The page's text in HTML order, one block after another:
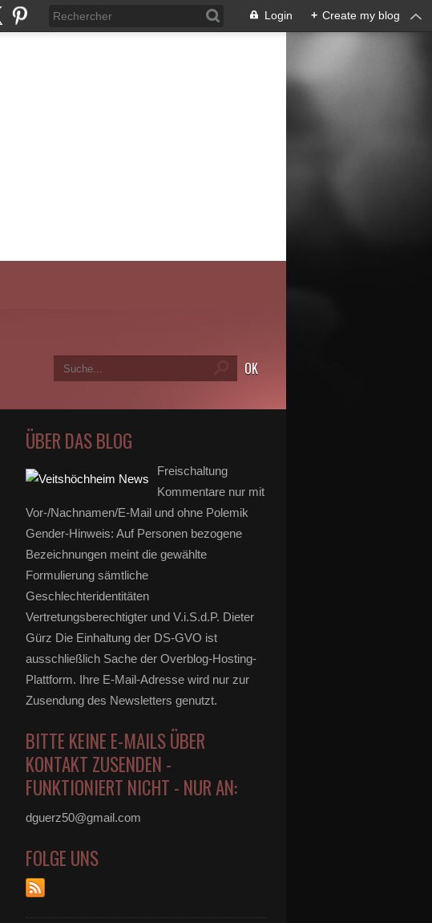
Login + Create my blog
ÜBER DAS BLOG
Freischaltung
Kommentare nur mit
Vor-/Nachnamen/E-Mail und ohne Polemik
Gender-Hinweis: Auf Personen bezogene
Bezeichnungen meint die gewählte
Formulierung sämtliche
Geschlechteridentitäten
Vertretungsberechtigter und V.i.S.d.P. Dieter
Gürz Die Einhaltung der DS-GVO ist
ausschließlich Sache der Overblog-Hosting-
Plattform. Ihre E-Mail-Adresse wird nur zur
Zusendung des Newsletters genutzt.
BITTE KEINE E-MAILS ÜBER
KONTAKT ZUSENDEN -
FUNKTIONIERT NICHT - NUR AN:
dguerz50@gmail.com
FOLGE UNS